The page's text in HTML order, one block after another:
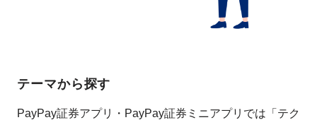
テーマから探す
PayPay証券アプリ・PayPay証券ミニアプリでは「テク